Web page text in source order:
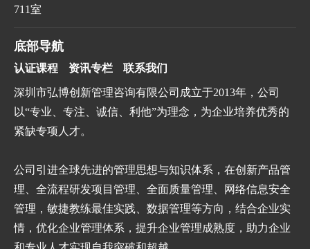
711室
底部导航
认证课程 资讯专栏 联系我们
深圳市弘博创新管理咨询有限公司成立于2013年，公司
以“专业、专注、诚信、利他”为理念，为企业培养优秀的
紧缺专项人才。
公司引进全球先进的管理思想与知识体系，在创新产品管
理、全流程研发项目管理、全面质量管理、网络信息安全
管理，敏捷教练最佳实践、数据管理等方向，结合企业实
情，优化企业管理体系，提升企业管理成熟度，助力企业